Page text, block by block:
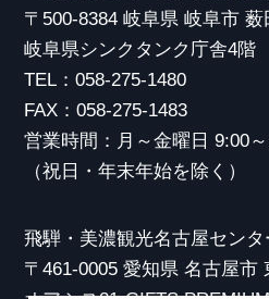
〒500-8384 岐阜県 岐阜市 薮
岐阜県シンクタンク庁舎4階
TEL：058-275-1480
FAX：058-275-1483
営業時間：月～金曜日 9:00
（祝日・年末年始を除く）
飛騨・美濃観光名古屋センタ
〒461-0005 愛知県 名古屋市